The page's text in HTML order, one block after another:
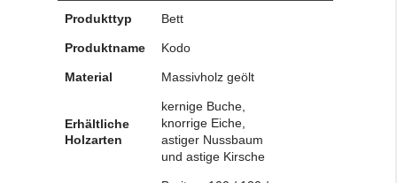
Produkttyp Bett
Produktname Kodo
Material Massivholz geölt
Erhältliche
Holzarten
kernige Buche,
knorrige Eiche,
astiger Nussbaum
und astige Kirsche